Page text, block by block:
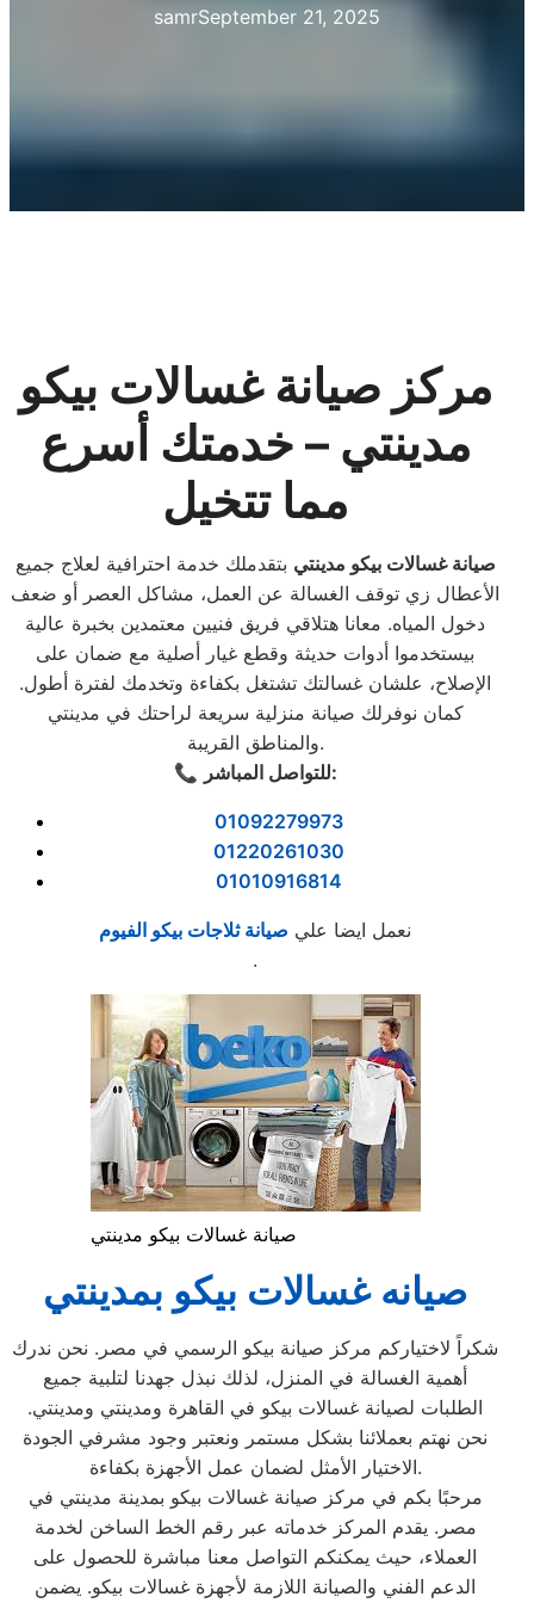
samrSeptember 21, 2025
مركز صيانة غسالات بيكو
مدينتي – خدمتك أسرع
مما تتخيل
صيانة غسالات بيكو مدينتي بتقدملك خدمة احترافية لعلاج جميع
الأعطال زي توقف الغسالة عن العمل، مشاكل العصر أو ضعف
دخول المياه. معانا هتلاقي فريق فنيين معتمدين بخبرة عالية
بيستخدموا أدوات حديثة وقطع غيار أصلية مع ضمان على
الإصلاح، علشان غسالتك تشتغل بكفاءة وتخدمك لفترة أطول.
كمان نوفرلك صيانة منزلية سريعة لراحتك في مدينتي
والمناطق القريبة.
📞
للتواصل المباشر:
01092279973
01220261030
01010916814
نعمل ايضا علي صيانة ثلاجات بيكو الفيوم
.
صيانة غسالات بيكو مدينتي
صيانه غسالات بيكو بمدينتي
شكراً لاختياركم مركز صيانة بيكو الرسمي في مصر. نحن ندرك
أهمية الغسالة في المنزل، لذلك نبذل جهدنا لتلبية جميع
الطلبات لصيانة غسالات بيكو في القاهرة ومدينتي ومدينتي.
نحن نهتم بعملائنا بشكل مستمر ونعتبر وجود مشرفي الجودة
الاختيار الأمثل لضمان عمل الأجهزة بكفاءة.
مرحبًا بكم في مركز صيانة غسالات بيكو بمدينة مدينتي في
مصر. يقدم المركز خدماته عبر رقم الخط الساخن لخدمة
العملاء، حيث يمكنكم التواصل معنا مباشرة للحصول على
الدعم الفني والصيانة اللازمة لأجهزة غسالات بيكو. يضمن